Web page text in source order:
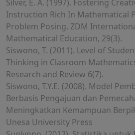
Silver, E. A. (1997). Fostering
Instruction Rich In Mathematical
Problem Posing. ZDM
Mathematical Education, 29(3).
Siswono, T. (2011). Level of
Thinking in Clasroom
Research and Review 6(7).
Siswono, T.Y.E. (2008). Model
Berbasis Pengajuan dan
Meningkatkan Kemampuan
Unesa University Press